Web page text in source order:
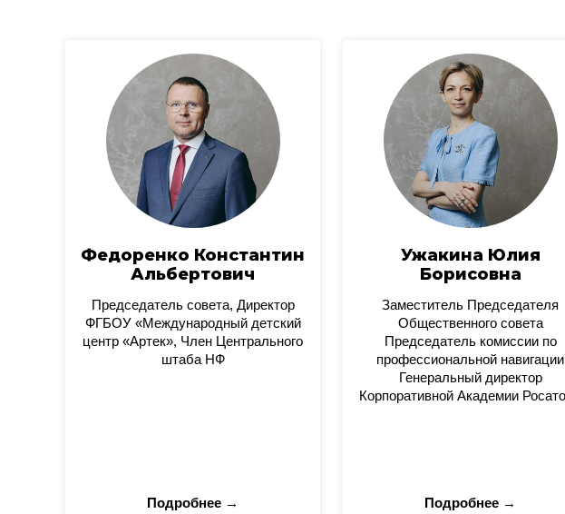
Федоренко Константин
Альбертович
Председатель совета, Директор
ФГБОУ «Международный детский
центр «Артек», Член Центрального
штаба НФ
Подробнее →
Ужакина Юлия
Борисовна
Заместитель Председателя
Общественного совета
Председатель комиссии по
профессиональной навигации
Генеральный директор
Корпоративной Академии
Подробнее →